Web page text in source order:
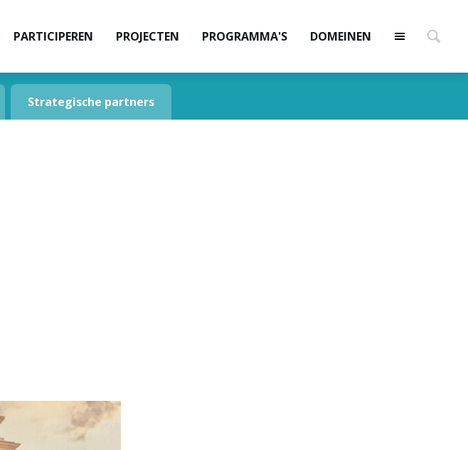
PARTICIPEREN PROJECTEN PROGRAMMA'S DOMEINEN
Strategische partners